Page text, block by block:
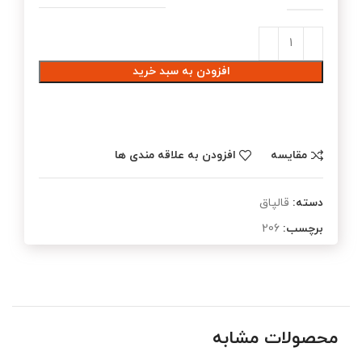
افزودن به سبد خرید
مقایسه افزودن به علاقه مندی ها
دسته: قالپاق
برچسب: 206
محصولات مشابه